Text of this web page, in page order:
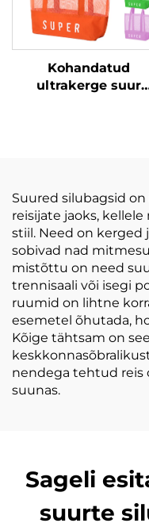
Kohandatud
ultrakerge suur
Suured silubagsid
reisijate jaoks,
stiil. Need on kerged
sobivad nad
mistõttu on need
trennisaali või isegi
ruumid on lihtne
esemetel õhutada,
Kõige tähtsam on
nendega tehtud reis
suunas.
Sageli
suurte